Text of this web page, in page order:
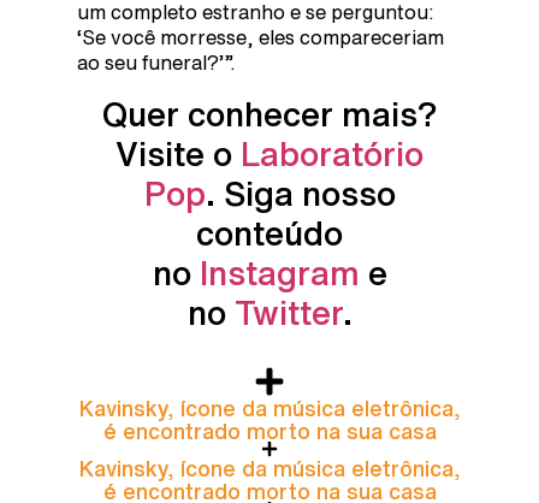
um completo estranho e se perguntou:
‘Se você morresse, eles compareceriam
ao seu funeral?’”.
Quer conhecer mais?
Visite o Laboratório
Pop. Siga nosso
conteúdo
no Instagram e
no Twitter.
Kavinsky, ícone da música eletrônica,
é encontrado morto na sua casa
Kavinsky, ícone da música eletrônica,
é encontrado morto na sua casa